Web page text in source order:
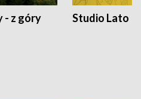
- z góry
Studio Lato